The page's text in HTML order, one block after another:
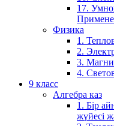
17.
Физика
1.
2.
3.
4.
9 класс
Алгебра каз
1. Бір
жүйесі